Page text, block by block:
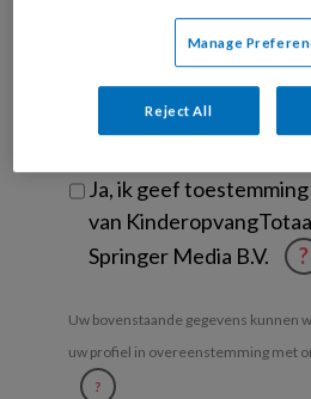
Ontvang iedere
Weekoverzicht
Ja, ik geef
van
Springer Media B.V.
?
Uw bovenstaande gegevens kunnen
uw profiel in overeenstemming met
?
Manage
Reject All